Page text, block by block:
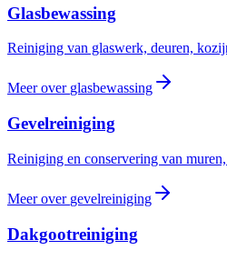
Glasbewassing
Reiniging van glaswerk, deuren,
Meer over glasbewassing
Gevelreiniging
Reiniging en conservering van
Meer over gevelreiniging
Dakgootreiniging